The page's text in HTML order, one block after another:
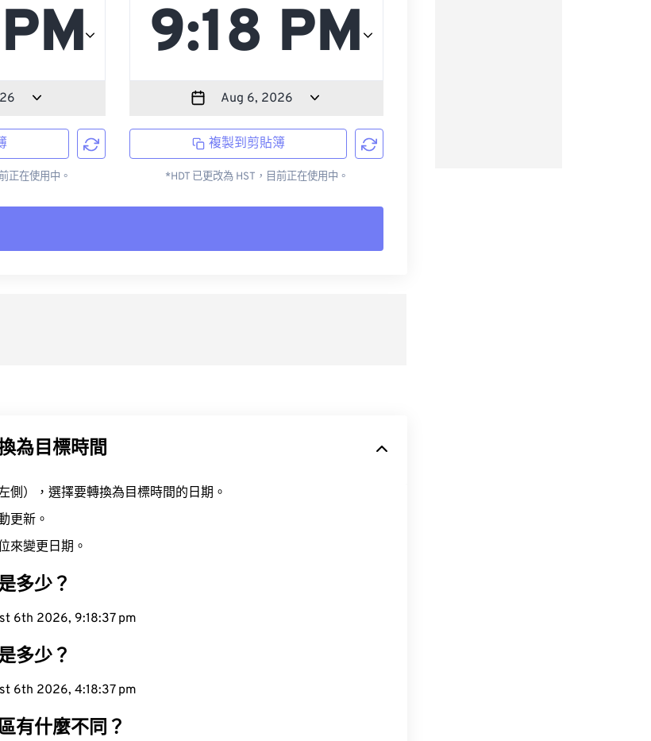
正在使用中。
複製到剪貼簿
*HDT 已更改為 HST，目前正在使用中。
為目標時間
側），選擇要轉換為目標時間的日期。
更新。
來變更日期。
多少？
6th 2026, 9:18:37 pm
多少？
6th 2026, 4:18:37 pm
有什麼不同？